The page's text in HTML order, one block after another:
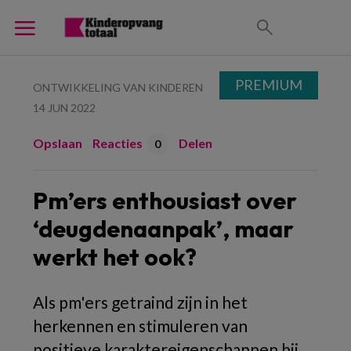
ONTWIKKELING VAN KINDEREN
14 JUN 2022
Opslaan Reacties 0 Delen
Pm’ers enthousiast over
‘deugdenaanpak’, maar
werkt het ook?
Als pm'ers getraind zijn in het
herkennen en stimuleren van
PREMIUM